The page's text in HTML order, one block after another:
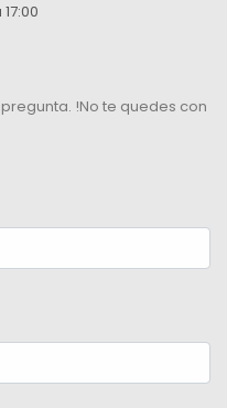
!No te quedes con